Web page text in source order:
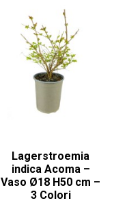
Lagerstroemia
indica Acoma –
Vaso Ø18 H50 cm –
3 Colori